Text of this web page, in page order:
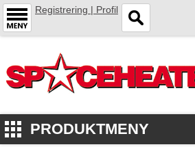
Registrering | Profil
PRODUKTMENY